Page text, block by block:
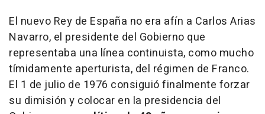
El nuevo Rey de España no era afín a Carlos Arias
Navarro, el presidente del Gobierno que
representaba una línea continuista, como mucho
tímidamente aperturista, del régimen de Franco.
El 1 de julio de 1976 consiguió finalmente forzar
su dimisión y colocar en la presidencia del